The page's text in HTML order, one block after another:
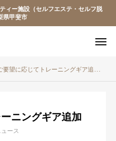
ィー施設（セルフエステ・セルフ脱
県甲斐市
要望に応じてトレーニングギア追加
ニングギア追加
ュース
見学予約